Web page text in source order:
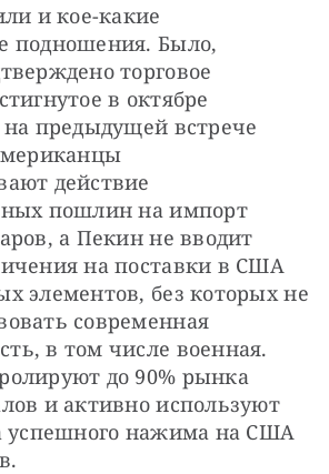
и кое-какие
подношения. Было,
торговое
в октябре
на предыдущей встрече
действие
пошлин на импорт
а Пекин не вводит
на поставки в США
элементов, без которых не
современная
в том числе военная.
до 90% рынка
и активно используют
успешного нажима на США